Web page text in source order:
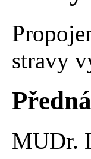
stravy
MUDr.